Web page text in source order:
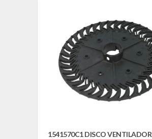
1541570C1 DISCO VENTILADOR